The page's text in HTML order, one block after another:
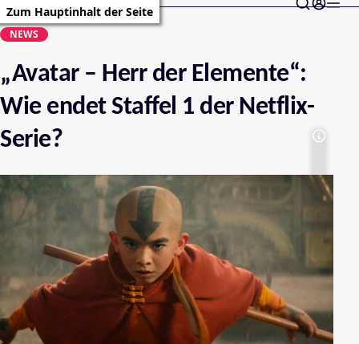
Zum Hauptinhalt der Seite
NEWS
„Avatar – Herr der Elemente“:
Wie endet Staffel 1 der Netflix-
Serie?